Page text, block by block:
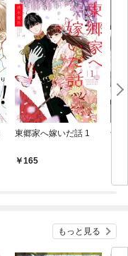
東郷家へ嫁いだ話 1
165
十
もっと見る